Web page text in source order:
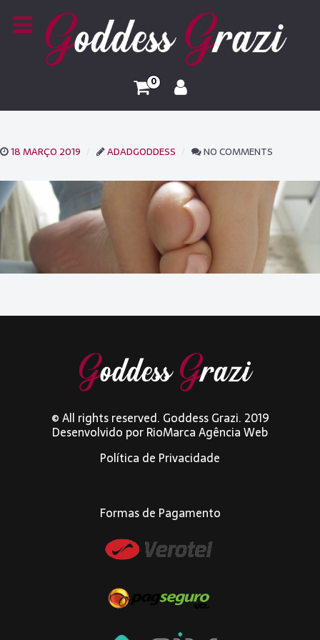
0
18 MARÇO 2019 ADADGODDESS NO COMMENTS
© All rights reserved. Goddess Grazi. 2019
Desenvolvido porRioMarca Agência Web
Política de Privacidade
Formas de Pagamento